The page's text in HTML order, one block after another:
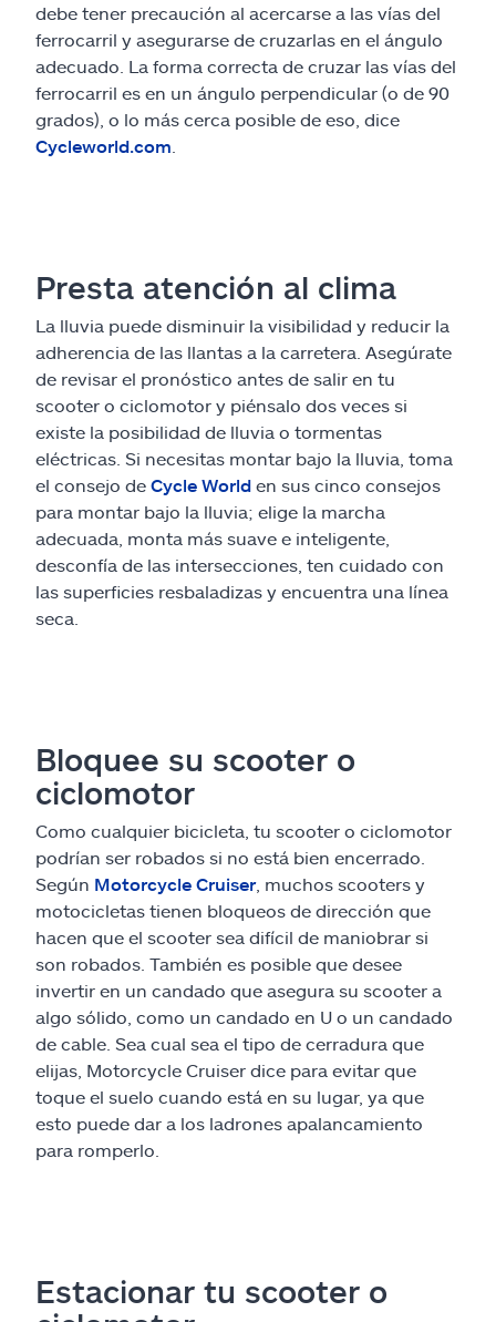
debe tener precaución al acercarse a las vías del
ferrocarril y asegurarse de cruzarlas en el ángulo
adecuado. La forma correcta de cruzar las vías del
ferrocarril es en un ángulo perpendicular (o de 90
grados), o lo más cerca posible de eso, dice
Cycleworld.com
Presta atención al clima
La lluvia puede disminuir la visibilidad y reducir la
adherencia de las llantas a la carretera. Asegúrate
de revisar el pronóstico antes de salir en tu
scooter o ciclomotor y piénsalo dos veces si
existe la posibilidad de lluvia o tormentas
eléctricas. Si necesitas montar bajo la lluvia, toma
el consejo de Cycle World en sus cinco consejos
para montar bajo la lluvia; elige la marcha
adecuada, monta más suave e inteligente,
desconfía de las intersecciones, ten cuidado con
las superficies resbaladizas y encuentra una línea
seca.
Bloquee su scooter o
ciclomotor
Como cualquier bicicleta, tu scooter o ciclomotor
podrían ser robados si no está bien encerrado.
Según Motorcycle Cruiser, muchos scooters y
motocicletas tienen bloqueos de dirección que
hacen que el scooter sea difícil de maniobrar si
son robados. También es posible que desee
invertir en un candado que asegura su scooter a
algo sólido, como un candado en U o un candado
de cable. Sea cual sea el tipo de cerradura que
elijas, Motorcycle Cruiser dice para evitar que
toque el suelo cuando está en su lugar, ya que
esto puede dar a los ladrones apalancamiento
para romperlo.
Estacionar tu scooter o